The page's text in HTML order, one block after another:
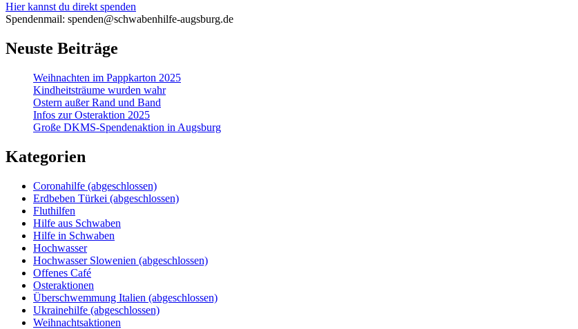
Hier kannst du direkt spenden
Spendenmail: spenden@schwabenhilfe-augsburg.de
Neuste Beiträge
Weihnachten im Pappkarton 2025
Kindheitsträume wurden wahr
Ostern außer Rand und Band
Infos zur Osteraktion 2025
Große DKMS-Spendenaktion in Augsburg
Kategorien
Coronahilfe (abgeschlossen)
Erdbeben Türkei (abgeschlossen)
Fluthilfen
Hilfe aus Schwaben
Hilfe in Schwaben
Hochwasser
Hochwasser Slowenien (abgeschlossen)
Offenes Café
Osteraktionen
Überschwemmung Italien (abgeschlossen)
Ukrainehilfe (abgeschlossen)
Weihnachtsaktionen